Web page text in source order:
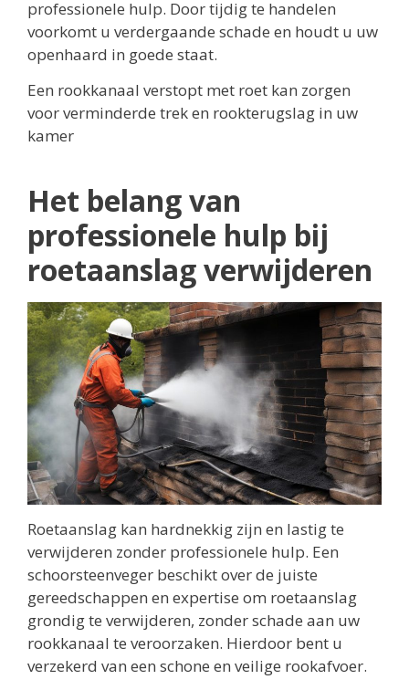
professionele hulp. Door tijdig te handelen
voorkomt u verdergaande schade en houdt u uw
openhaard in goede staat.
Een rookkanaal verstopt met roet kan zorgen
voor verminderde trek en rookterugslag in uw
kamer
Het belang van
professionele hulp bij
roetaanslag verwijderen
Roetaanslag kan hardnekkig zijn en lastig te
verwijderen zonder professionele hulp. Een
schoorsteenveger beschikt over de juiste
gereedschappen en expertise om roetaanslag
grondig te verwijderen, zonder schade aan uw
rookkanaal te veroorzaken. Hierdoor bent u
verzekerd van een schone en veilige rookafvoer.